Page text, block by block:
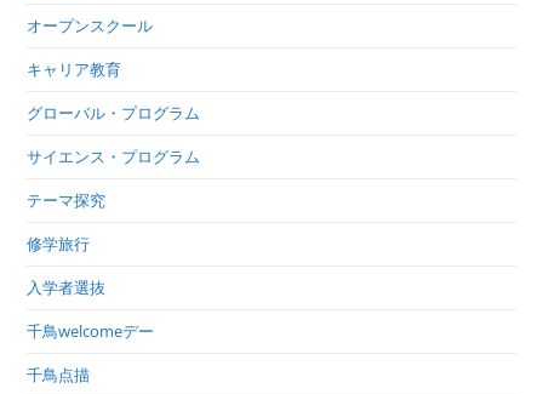
オープンスクール
キャリア教育
グローバル・プログラム
サイエンス・プログラム
テーマ探究
修学旅行
入学者選抜
千鳥welcomeデー
千鳥点描